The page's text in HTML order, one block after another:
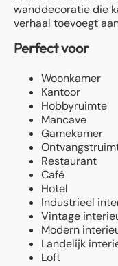
wanddecoratie die
verhaal toevoegt
Perfect voor
Woonkamer
Kantoor
Hobbyruimte
Mancave
Gamekamer
Restaurant
Café
Hotel
Industrieel
Vintage
Modern
Landelijk
Loft